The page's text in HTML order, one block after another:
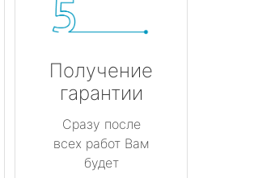
Получение
гарантии
Сразу после
всех работ Вам
будет